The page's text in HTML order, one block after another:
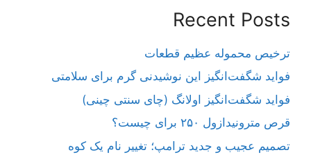
Recent Posts
ترخیص محموله عظیم قطعات
فواید شگفت‌انگیز این نوشیدنی گرم برای سلامتی
فواید شگفت‌انگیز اولانگ (چای سنتی چینی)
قرص مترونیدازول ۲۵۰ برای چیست؟
تصمیم عجیب و جدید ترامپ؛ تغییر نام یک کوه